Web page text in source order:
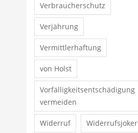
Verbraucherschutz
Verjährung
Vermittlerhaftung
von Holst
Vorfälligkeitsentschädigung
vermeiden
Widerruf Widerrufsjoker